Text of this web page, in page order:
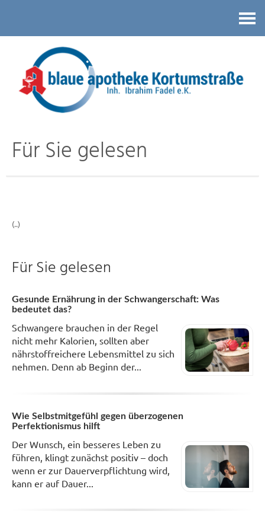
Für Sie gelesen
(..)
Für Sie gelesen
Gesunde Ernährung in der Schwangerschaft: Was
bedeutet das?
Schwangere brauchen in der Regel
nicht mehr Kalorien, sollten aber
nährstoffreichere Lebensmittel zu sich
nehmen. Denn ab Beginn der...
Wie Selbstmitgefühl gegen überzogenen
Perfektionismus hilft
Der Wunsch, ein besseres Leben zu
führen, klingt zunächst positiv – doch
wenn er zur Dauerverpflichtung wird,
kann er auf Dauer...